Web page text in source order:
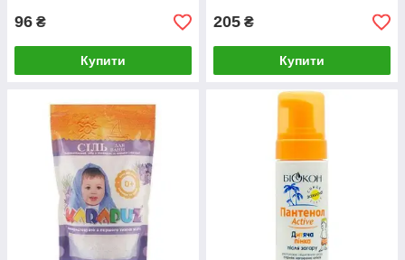
96 ₴
Купити
205 ₴
Купити